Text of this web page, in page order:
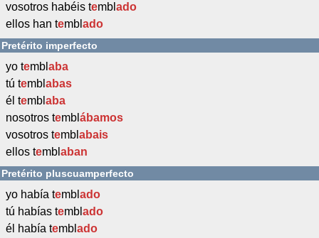
vosotros habéis tembl ado
ellos han tembl ado
Pretérito imperfecto
yo tembl aba
tú tembl abas
él tembl aba
nosotros tembl ábamos
vosotros tembl abais
ellos tembl aban
Pretérito pluscuamperfecto
yo había tembl ado
tú habías tembl ado
él había tembl ado